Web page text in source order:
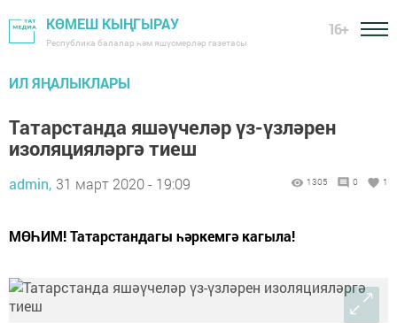
КӨМЕШ КЫҢГЫРАУ
Республика балалар һәм яшүсмерләр газетасы
16+
ИЛ ЯҢАЛЫКЛАРЫ
Татарстанда яшәүчеләр үз-үзләрен
изоляцияләргә тиеш
admin, 31 март 2020 - 19:09 1305 0 1
МӨҺИМ! Татарстандагы һәркемгә кагыла! ⠀